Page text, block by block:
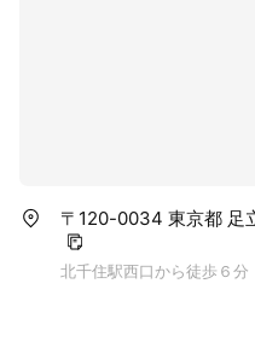
〒120-0034 東京都 足
北千住駅西口から徒歩６分